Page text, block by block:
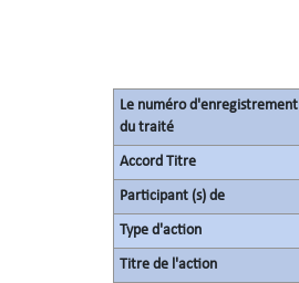
Le numéro d'enregistrement
du traité
Accord Titre
Participant (s) de
Type d'action
Titre de l'action